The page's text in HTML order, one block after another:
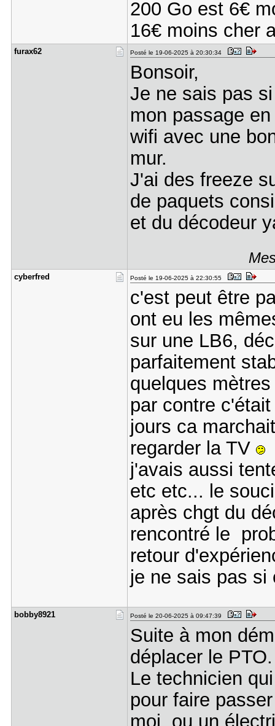
200 Go est 6€
16€ moins cher
furax62 Posté le 19-06-2025 à 20:30:34
Bonsoir,
Je ne sais pas
mon passage
wifi avec une
mur.
J'ai des freeze
de paquets
et du décodeur
cyberfred Posté le 19-06-2025 à 22:30:55
c'est peut être
ont eu les
sur une LB6,
parfaitement
quelques
par contre
jours ca
regarder la TV
j'avais aussi
etc etc... le
après chgt du
rencontré le
retour
je ne sais pas si
bobby8921 Posté le 20-06-2025 à 09:47:39
Suite à mon
déplacer le PTO.
Le technicien
pour faire
moi, ou un